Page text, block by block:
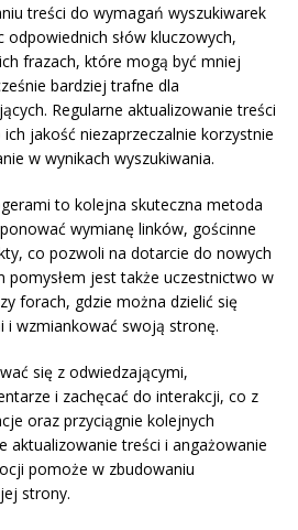
treści do wymagań wyszukiwarek
słów kluczowych,
frazach, które mogą być mniej
bardziej trafne dla
Regularne aktualizowanie treści
jakość niezaprzeczalnie korzystnie
w wynikach wyszukiwania.
to kolejna skuteczna metoda
wymianę linków, gościnne
co pozwoli na dotarcie do nowych
pomysłem jest także uczestnictwo w
forach, gdzie można dzielić się
i wzmiankować swoją stronę.
się z odwiedzającymi,
i zachęcać do interakcji, co z
oraz przyciągnie kolejnych
aktualizowanie treści i angażowanie
pomoże w zbudowaniu
strony.